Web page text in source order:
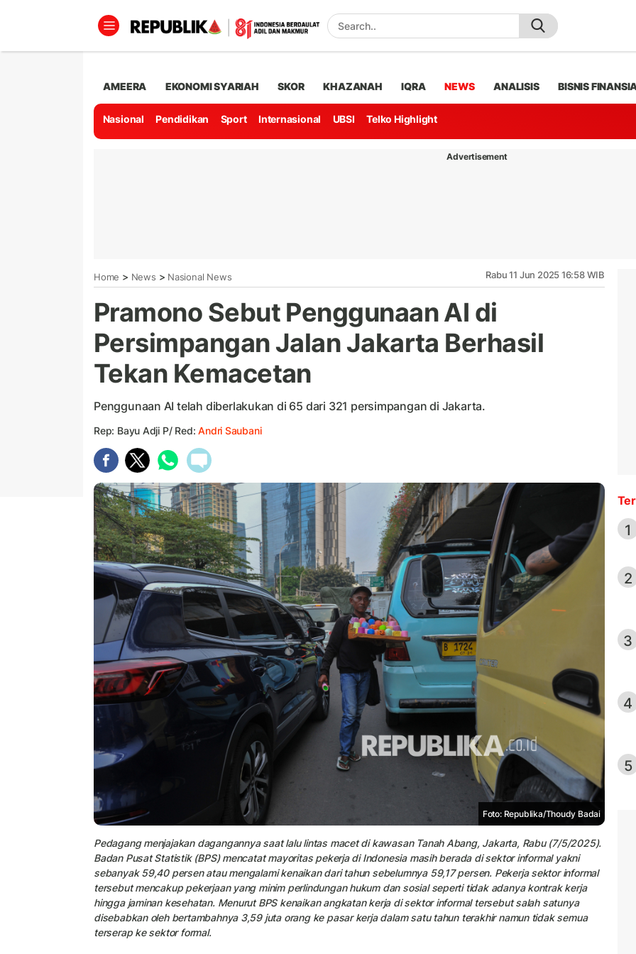
AMEERA EKONOMI SYARIAH SKOR KHAZANAH IQRA NEWS ANALISIS BISNIS
Nasional Pendidikan Sport Internasional UBSI Telko Highlight
Advertisement
Home > News > Nasional News Rabu 11 Jun 2025 16:58 WIB
Pramono Sebut Penggunaan AI di
Persimpangan Jalan Jakarta Berhasil
Tekan Kemacetan
Penggunaan AI telah diberlakukan di 65 dari 321 persimpangan di Jakarta.
Rep: Bayu Adji P/ Red:Andri Saubani
Foto: Republika/Thoudy Badai
Pedagang menjajakan dagangannya saat lalu lintas macet di kawasan Tanah Abang, Jakarta, Rabu (7/5/2025).
Badan Pusat Statistik (BPS) mencatat mayoritas pekerja di Indonesia masih berada di sektor informal yakni
sebanyak 59,40 persen atau mengalami kenaikan dari tahun sebelumnya 59,17 persen. Pekerja sektor informal
tersebut mencakup pekerjaan yang minim perlindungan hukum dan sosial seperti tidak adanya kontrak kerja
hingga jaminan kesehatan. Menurut BPS kenaikan angkatan kerja di sektor informal tersebut salah satunya
disebabkan oleh bertambahnya 3,59 juta orang ke pasar kerja dalam satu tahun terakhir namun tidak semua
terserap ke sektor formal.
1
2
3
4
5